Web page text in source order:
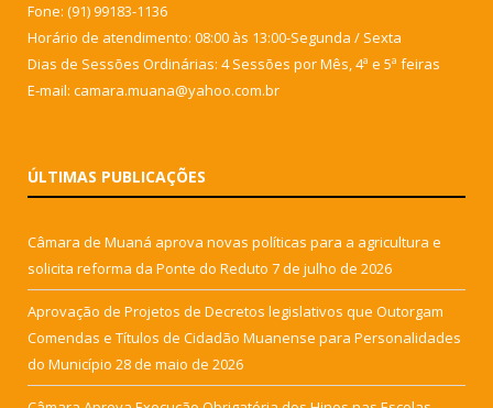
Fone: (91) 99183-1136
Horário de atendimento: 08:00 às 13:00-Segunda / Sexta
Dias de Sessões Ordinárias: 4 Sessões por Mês, 4ª e 5ª feiras
E-mail: camara.muana@yahoo.com.br
ÚLTIMAS PUBLICAÇÕES
Câmara de Muaná aprova novas políticas para a agricultura e
solicita reforma da Ponte do Reduto 7 de julho de 2026
Aprovação de Projetos de Decretos legislativos que Outorgam
Comendas e Títulos de Cidadão Muanense para Personalidades
do Município 28 de maio de 2026